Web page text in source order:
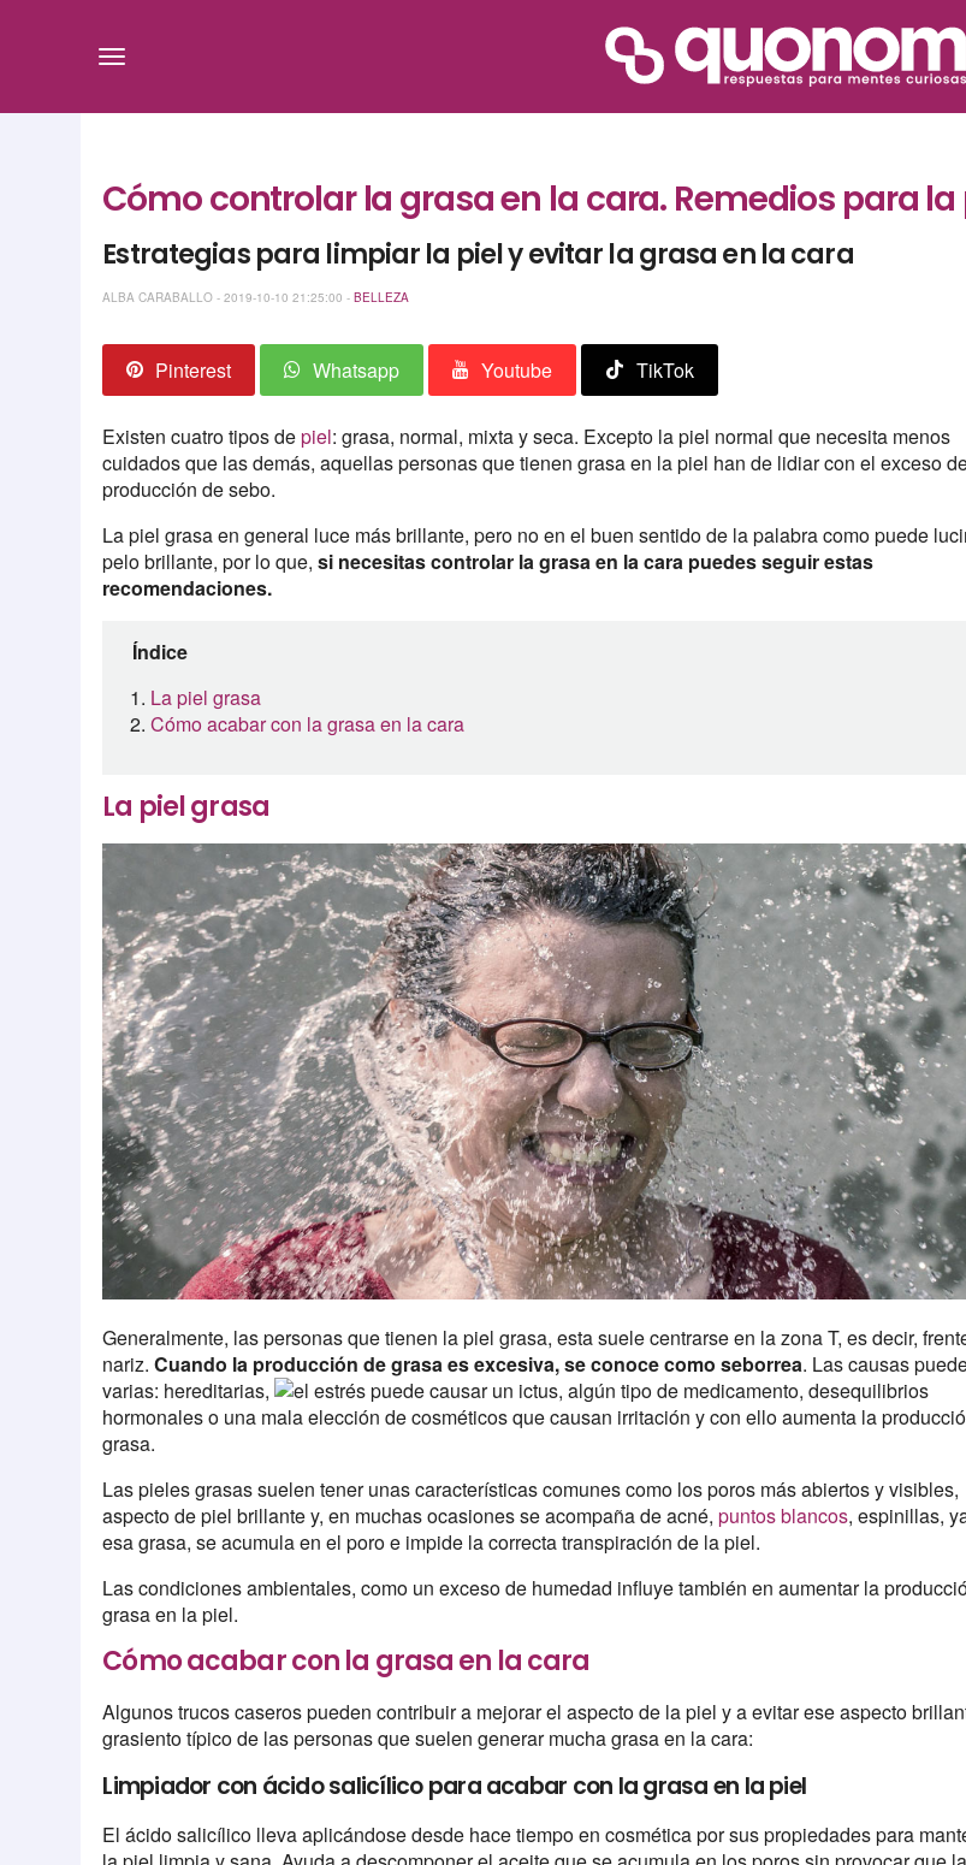
Cómo controlar la grasa en la cara. Remedios para
Estrategias para limpiar la piel y evitar la grasa en la cara
ALBA CARABALLO - 2019-10-10 21:25:00 -BELLEZA
Pinterest Whatsapp Youtube TikTok
Existen cuatro tipos depiel: grasa, normal, mixta y seca. Excepto la piel normal que necesita menos
cuidados que las demás, aquellas personas que tienen grasa en la piel han de lidiar con el exceso
producción de sebo.
La piel grasa en general luce más brillante, pero no en el buen sentido de la palabra como puede
pelo brillante, por lo que,si necesitas controlar la grasa en la cara puedes seguir estas
recomendaciones.
Índice
La piel grasa
Cómo acabar con la grasa en la cara
La piel grasa
Generalmente, las personas que tienen la piel grasa, esta suele centrarse en la zona T, es decir,
nariz.Cuando la producción de grasa es excesiva, se conoce como seborrea. Las causas
varias: hereditarias,
, algún tipo de medicamento, desequilibrios
hormonales o una mala elección de cosméticos que causan irritación y con ello aumenta la
grasa.
Las pieles grasas suelen tener unas características comunes como los poros más abiertos y visibles,
aspecto de piel brillante y, en muchas ocasiones se acompaña de acné,puntos blancos, espinillas,
esa grasa, se acumula en el poro e impide la correcta transpiración de la piel.
Las condiciones ambientales, como un exceso de humedad influye también en aumentar la
grasa en la piel.
Cómo acabar con la grasa en la cara
Algunos trucos caseros pueden contribuir a mejorar el aspecto de la piel y a evitar ese aspecto
grasiento típico de las personas que suelen generar mucha grasa en la cara:
Limpiador con ácido salicílico para acabar con la grasa en la piel
El ácido salicílico lleva aplicándose desde hace tiempo en cosmética por sus propiedades para